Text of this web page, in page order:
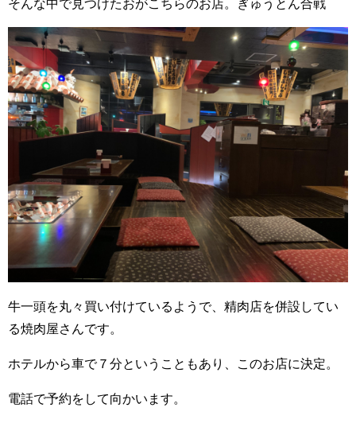
そんな中で見つけたおがこちらのお店。ぎゅうとん合戦
牛一頭を丸々買い付けているようで、精肉店を併設してい
る焼肉屋さんです。
ホテルから車で７分ということもあり、このお店に決定。
電話で予約をして向かいます。